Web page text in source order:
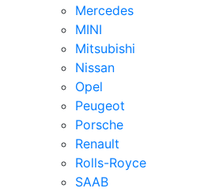
Mercedes
MINI
Mitsubishi
Nissan
Opel
Peugeot
Porsche
Renault
Rolls-Royce
SAAB